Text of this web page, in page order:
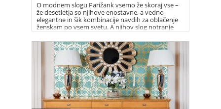
O modnem slogu Parižank vsemo že skoraj vse –
že desetletja so njihove enostavne, a vedno
elegantne in šik kombinacije navdih za oblačenje
ženskam po vsem svetu. A njihov slog notranje
opreme in opremljanja je enako zanimiv!